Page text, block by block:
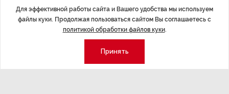
Курс на растущую
волатильность?
Министерство финансов РФ наращивает покупку
Картина
августа
Для эффективной работы сайта и Вашего удобства мы используем
файлы куки. Продолжая пользоваться сайтом Вы соглашаетесь с
политикой обработки файлов куки.
Принять